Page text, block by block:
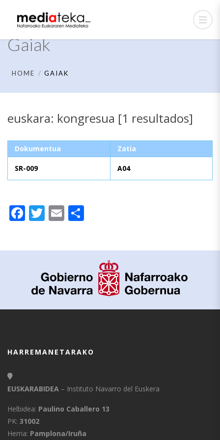
Gaiak
HOME GAIAK
euskara: kongresua [1 resultados]
Dokumentua Zatia
SR-009 A04
Facebook
Twitter
Email
HARREMANETARAKO
EUSKARABIDEA – Instituto Navarro del Euskera
Helbidea: Paulino Caballero 13
PK: 31002
Herria: Pamplona/Iruña